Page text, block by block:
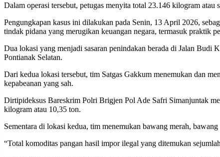
Dalam operasi tersebut, petugas menyita total 23.146 kilogram
Pengungkapan kasus ini dilakukan pada Senin, 13 April 2026,
tindak pidana yang merugikan keuangan negara, termasuk praktik
Dua lokasi yang menjadi sasaran penindakan berada di Jalan
Pontianak Selatan.
Dari kedua lokasi tersebut, tim Satgas Gakkum menemukan dan
kepabeanan yang sah.
Dirtipideksus Bareskrim Polri Brigjen Pol Ade Safri Simanjuntak
kilogram atau 10,35 ton.
Sementara di lokasi kedua, tim menemukan bawang merah,
“Total komoditas pangan hasil impor ilegal yang ditemukan